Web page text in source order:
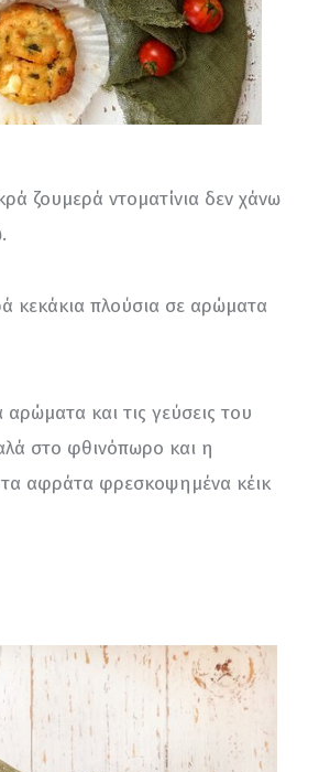
ζουμερά ντοματίνια δεν χάνω
κεκάκια πλούσια σε αρώματα
και τις γεύσεις του
στο φθινόπωρο και η
τα αφράτα φρεσκοψημένα κέικ